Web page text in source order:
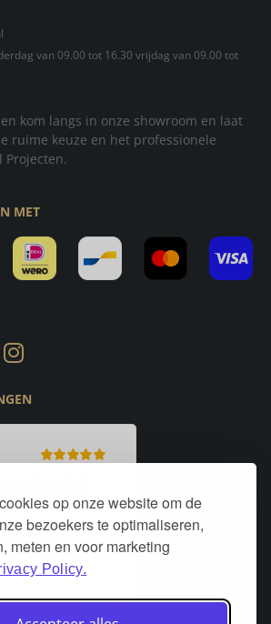
op onze website om de
bezoekers te optimaliseren,
meten en voor marketing
Policy.
van 09.00 tot 16.30 vrijdag van 09.00 tot
kom langs in onze showroom en laat
ruime keuze en het professionele
Projecten.
MET